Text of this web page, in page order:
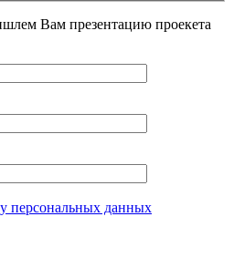
Вам презентацию проекета
персональных данных